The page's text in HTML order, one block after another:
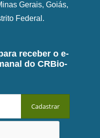
Gerais, Goiás,
Federal.
receber o e-
do CRBio-